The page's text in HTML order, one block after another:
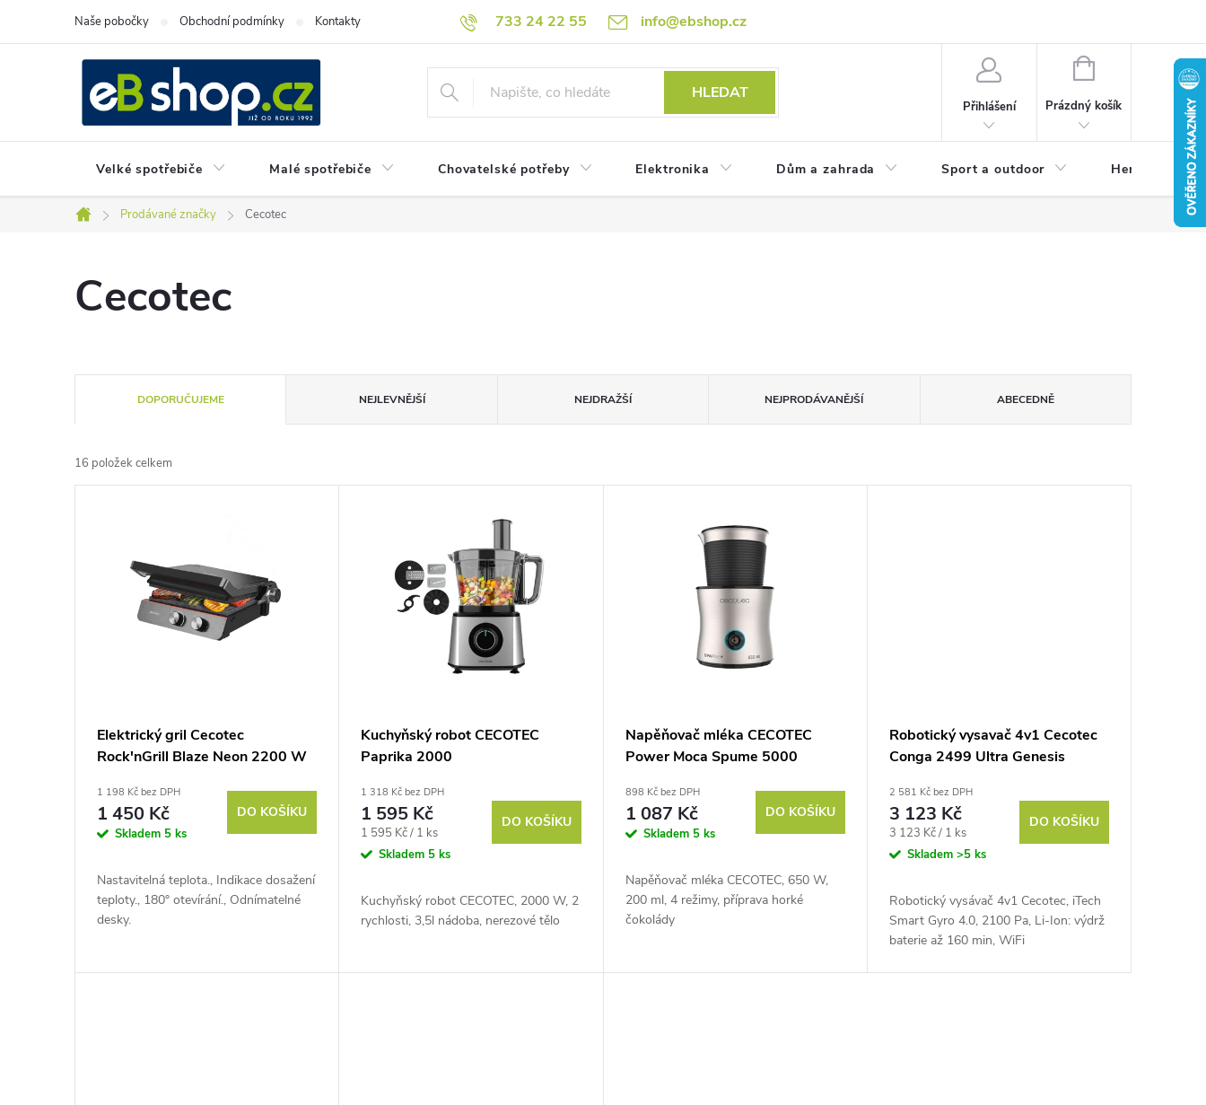
733 24 22 55 info@ebshop.cz
Naše pobočky Obchodní podmínky Kontakty
HLEDAT
Přihlášení
NÁKUPNÍ
Prázdný košík
Velké spotřebiče Malé spotřebiče Chovatelské potřeby Elektronika Dům a zahrada Sport a outdoor Herní zóna
Domů
Prodávané značky Cecotec
Cecotec
a
z
ů
DOPORUČUJEME NEJLEVNĚJŠÍ NEJDRAŽŠÍ NEJPRODÁVANĚJŠÍ ABECEDNĚ
16 položek celkem
Elektrický gril Cecotec
Rock'nGrill Blaze Neon 2200 W
1 198 Kč bez DPH
1 450 Kč
Skladem 5 ks
DO KOŠÍKU
Nastavitelná teplota., Indikace dosažení
teploty., 180° otevírání., Odnímatelné
desky.
Kuchyňský robot CECOTEC
Paprika 2000
1 318 Kč bez DPH
1 595 Kč
Měrná
cena:
1 595 Kč / 1 ks
Skladem 5 ks
DO KOŠÍKU
Kuchyňský robot CECOTEC, 2000 W, 2
rychlosti, 3,5l nádoba, nerezové tělo
Napěňovač mléka CECOTEC
Power Moca Spume 5000
898 Kč bez DPH
1 087 Kč
Skladem 5 ks
DO KOŠÍKU
Napěňovač mléka CECOTEC, 650 W,
200 ml, 4 režimy, příprava horké
čokolády
Robotický vysavač 4v1 Cecotec
Conga 2499 Ultra Genesis
2 581 Kč bez DPH
3 123 Kč
Měrná
cena:
3 123 Kč / 1 ks
Skladem >5 ks
DO KOŠÍKU
Robotický vysávač 4v1 Cecotec, iTech
Smart Gyro 4.0, 2100 Pa, Li-Ion: výdrž
baterie až 160 min, WiFi